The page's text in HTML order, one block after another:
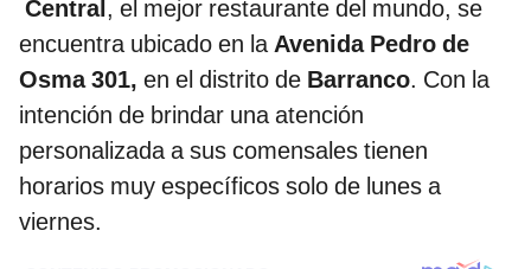
Central, el mejor restaurante del mundo, se
encuentra ubicado en laAvenida Pedro de
Osma 301, en el distrito de Barranco. Con la
intención de brindar una atención
personalizada a sus comensales tienen
horarios muy específicos solo de lunes a
viernes.